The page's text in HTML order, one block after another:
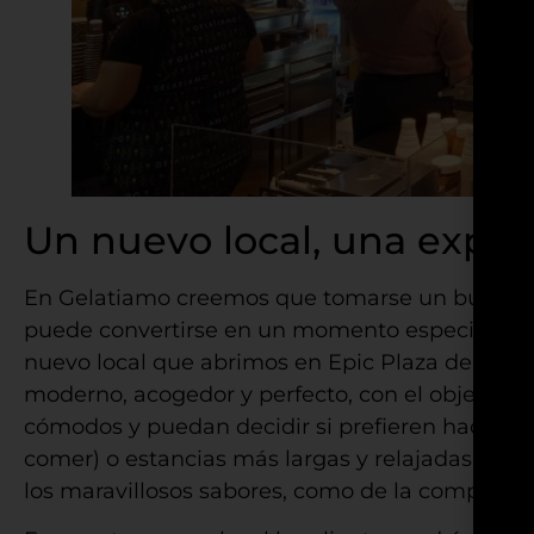
Un nuevo local, una
En Gelatiamo creemos que tomarse un buen
puede convertirse en un momento especial,
nuevo local que abrimos en Epic Plaza de La
moderno, acogedor y perfecto, con el objetivo
cómodos y puedan decidir si prefieren
comer) o estancias más largas y relajadas (un
los maravillosos sabores, como de la compañía).